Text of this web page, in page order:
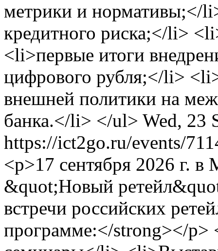
метрики и нормативы;</
кредитного риска;</li>
<li>первые итоги
цифрового рубля;</li>
внешней политики на
банка.</li> </ul> Wed, 23
https://ict2go.ru/events/
<p>17 сентября 2026 г.
&quot;Новый
встречи российских
программе:</strong></